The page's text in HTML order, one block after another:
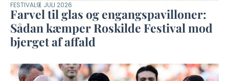
FESTIVAL9. JULI 2026
Farvel til glas og engangspavilloner:
Sådan kæmper Roskilde Festival mod
bjerget af affald